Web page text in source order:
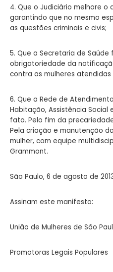
4. Que o Judiciário melhore o
garantindo que no mesmo
as questões criminais e civis;
5. Que a Secretaria de Saúde
obrigatoriedade da
contra as mulheres atendidas
6. Que a Rede de
Habitação, Assistência Social
fato. Pelo fim da
Pela criação e manutenção
mulher, com equipe
Grammont.
São Paulo, 6 de agosto de
Assinam este manifesto:
União de Mulheres de São
Promotoras Legais Populares